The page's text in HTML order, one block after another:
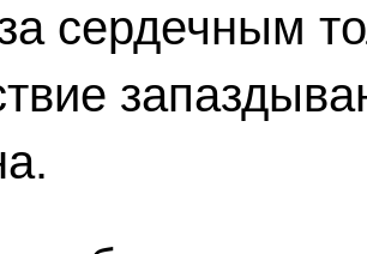
сердечным